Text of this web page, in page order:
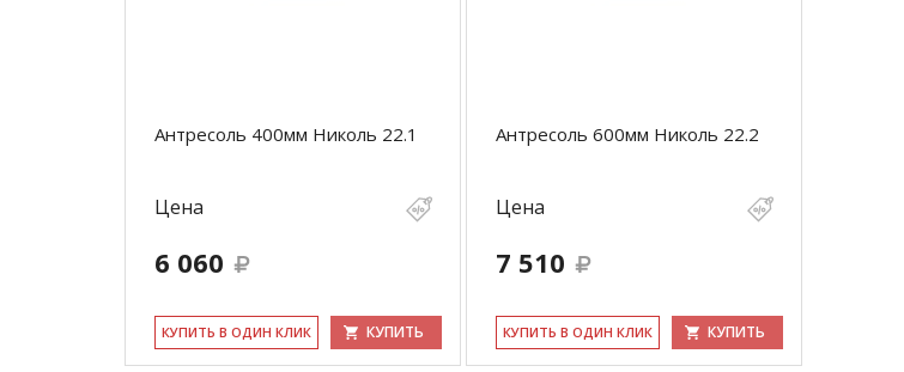
Антресоль 400мм Николь 22.1
Цена
6 060
КУ­ПИТЬ В ОДИН КЛИК КУПИТЬ
Антресоль 600мм Николь 22.2
Цена
7 510
КУ­ПИТЬ В ОДИН КЛИК КУПИТЬ